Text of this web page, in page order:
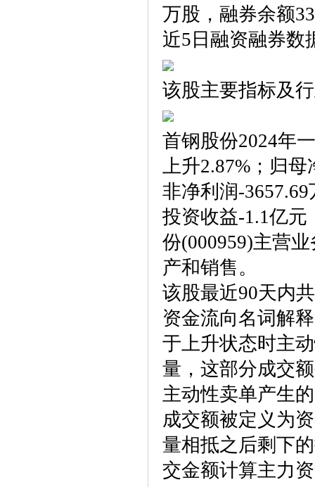
万股，融券余额
近5日融资融券数
该股主要指标及
首钢股份2024年
上升2.87%；归母
非净利润-
投资收益-1.1亿元
份(000959)主营
产和销售。
该股最近90天内
资金流向名词解
于上升状态时主
量，这部分成交
主动性卖单产生
成交额被定义为
量相抵之后剩下
交金额计算主力